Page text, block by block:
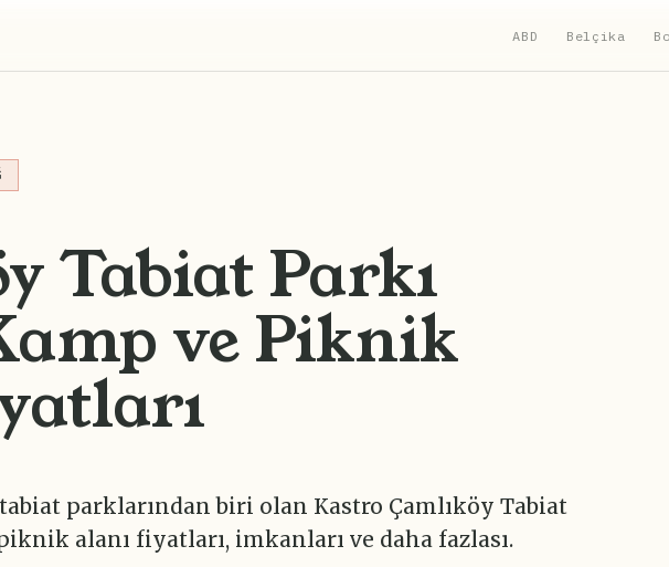
ABD Belçika
Tabiat Parkı
ve Piknik
parklarından biri olan Kastro Çamlıköy Tabiat
alanı fiyatları, imkanları ve daha fazlası.